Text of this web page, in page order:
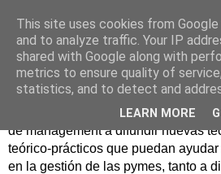
Nuevo Viernes -
Libro
Nace con la misión de ayudar
de management a difundir nuevas
teórico-prácticos que puedan
en la gestión de las pymes, tanto a
This site uses cookies from
and to analyze traffic. Your IP
shared with Google along with
metrics to ensure quality of
statistics, and to detect and
LEARN MORE